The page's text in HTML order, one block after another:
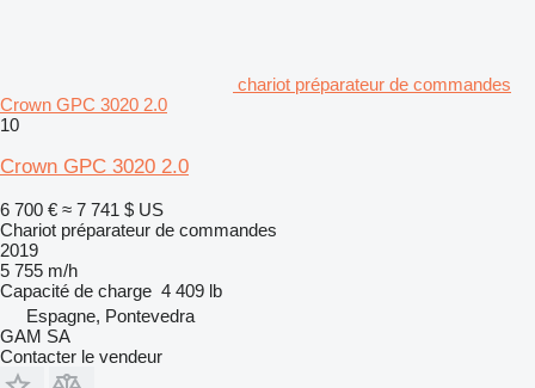
chariot préparateur de commandes
Crown GPC 3020 2.0
10
Crown GPC 3020 2.0
6 700 € ≈ 7 741 $ US
Chariot préparateur de commandes
2019
5 755 m/h
Capacité de charge 4 409 lb
Espagne, Pontevedra
GAM SA
Contacter le vendeur